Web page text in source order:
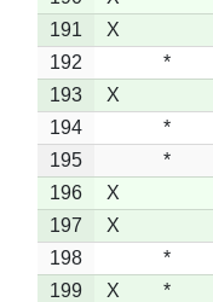
191
X
192
*
193
X
194
*
195
*
196
X
197
X
198
*
199
X *